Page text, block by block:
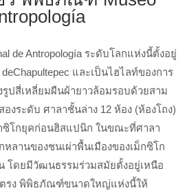
de Antropología ระดับโลกแห่งนี้ตั้งอยู่
และเป็นไฮไลท์ของการ
รูปสี่เหลี่ยมผืนผ้ายาวล้อมรอบด้วยสาม
งระดับ ศาลาชั้นล่าง 12 ห้อง (ห้องโถง)
ซิโกยุคก่อนฮิสแปนิก ในขณะที่ศาลา
ลานของชนเผ่าพื้นเมืองของเม็กซิโก
โดยมีวัฒนธรรมร่วมสมัยตั้งอยู่เหนือ
รง พิพิธภัณฑ์ขนาดใหญ่แห่งนี้ให้